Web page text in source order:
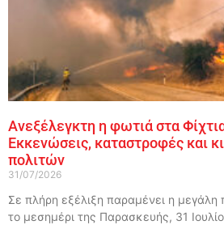
Ανεξέλεγκτη η φωτιά στα
Εκκενώσεις, καταστροφές και
πολιτών
31/07/2026
Σε πλήρη εξέλιξη παραμένει η
το μεσημέρι της Παρασκευής, 31